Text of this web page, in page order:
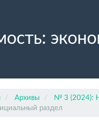
Архивы
№ 3 (2024):
раздел